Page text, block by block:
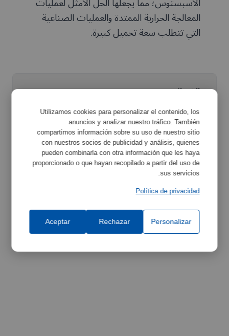
المعالجة الحرارية الممتدة والعمليات الصناعية
التي تتطلب سعة تحميل كبيرة.
الخصائص تكبير
مواصفات المعدات تكبير
Utilizamos cookies para personalizar el contenido, los
anuncios y analizar nuestro tráfico. También
compartimos información sobre su uso de nuestro sitio
con nuestros socios de publicidad y análisis, quienes
pueden combinarla con otra información que les haya
proporcionado o que hayan recopilado a partir del uso de
sus servicios.
Política de privacidad
Personalizar
Rechazar
Aceptar